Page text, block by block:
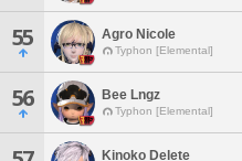
55 Agro Nicole
Typhon [Elemental]
56 Bee Lngz
Typhon [Elemental]
Kinoko Delete